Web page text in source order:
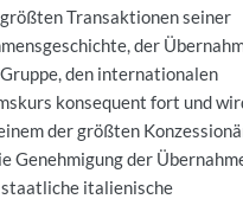
Transaktionen seiner
der
den internationalen
konsequent fort und
der größten
Genehmigung der
italienische